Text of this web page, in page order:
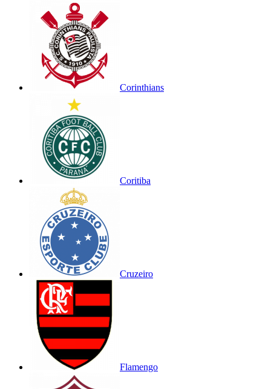
Corinthians
Coritiba
Cruzeiro
Flamengo